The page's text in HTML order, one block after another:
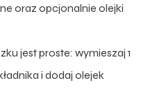
oraz opcjonalnie olejki
jest proste: wymieszaj 1
i dodaj olejek